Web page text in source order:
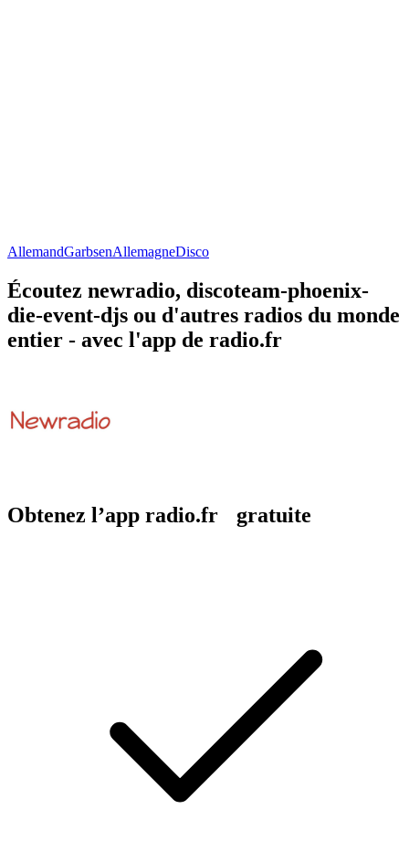
AllemandGarbsenAllemagneDisco
Écoutez newradio, discoteam-phoenix-
die-event-djs ou d'autres radios du monde
entier - avec l'app de radio.fr
Obtenez l’app radio.fr gratuite